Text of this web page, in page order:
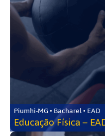
Piumhi-MG • Bacharel • EAD
Educação Física –